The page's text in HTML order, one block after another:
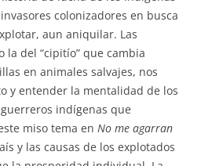
colonizadores en busca
aun aniquilar. Las
la del “cipitío” que cambia
en animales salvajes, nos
y entender la mentalidad de los
indígenas que
miso tema en No me agarran
y las causas de los explotados